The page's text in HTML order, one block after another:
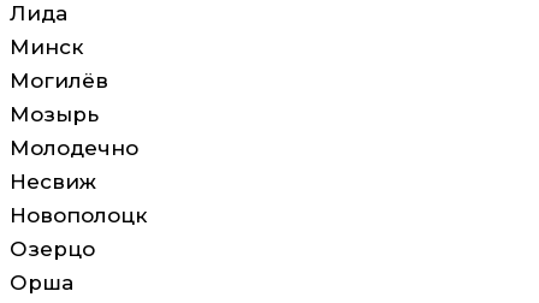
Лида
Минск
Могилёв
Мозырь
Молодечно
Несвиж
Новополоцк
Озерцо
Орша